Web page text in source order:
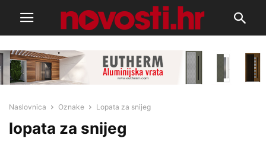
Naslovnica Oznake Lopata za snijeg
lopata za snijeg